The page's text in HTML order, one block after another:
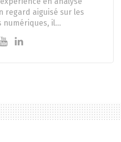
regard aiguisé sur les
numériques, il…